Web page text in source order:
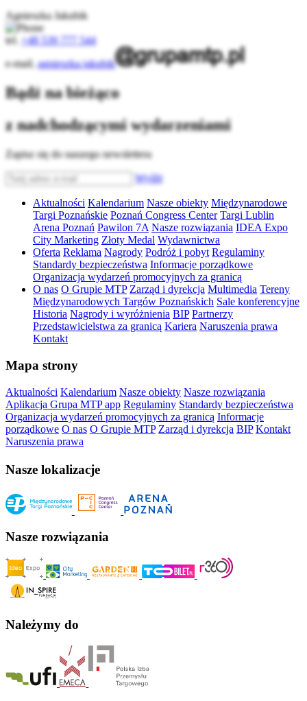
Agnieszka Jakubik
tel.
+48 539 777 544
e-mail.agnieszka.jakubik
Bądź na bieżąco
z nadchodzącymi wydarzeniami
Zapisz się do naszego newslettera
Wyślij
Aktualności Kalendarium Nasze obiekty Międzynarodowe
Targi Poznańskie Poznań Congress Center Targi Lublin
Arena Poznań Pawilon 7A Nasze rozwiązania IDEA Expo
City Marketing Złoty Medal Wydawnictwa
Oferta Reklama Nagrody Podróż i pobyt Regulaminy
Standardy bezpieczeństwa Informacje porządkowe
Organizacja wydarzeń promocyjnych za granicą
O nas O Grupie MTP Zarząd i dyrekcja Multimedia Tereny
Międzynarodowych Targów Poznańskich Sale konferencyjne
Historia Nagrody i wyróżnienia BIP Partnerzy
Przedstawicielstwa za granicą Kariera Naruszenia prawa
Kontakt
Mapa strony
Aktualności Kalendarium Nasze obiekty Nasze rozwiązania
Aplikacja Grupa MTP app Regulaminy Standardy bezpieczeństwa
Organizacja wydarzeń promocyjnych za granicą Informacje
porządkowe O nas O Grupie MTP Zarząd i dyrekcja BIP Kontakt
Naruszenia prawa
Nasze lokalizacje
Nasze rozwiązania
Należymy do